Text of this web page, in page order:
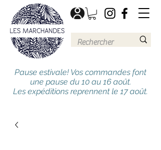
Pause estivale! Vos commandes font
une pause du 10 au 16 août.
Les expéditions reprennent le 17 août.